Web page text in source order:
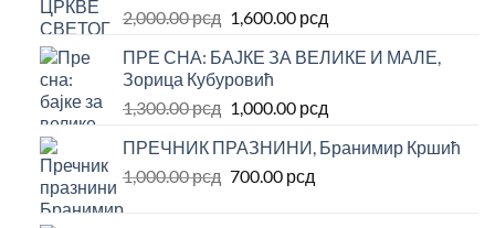
1,400.00 рсд.
2,000.00рсд Оригинална
је
била:
2,000.00 рсд.
1,600.00 рсдТренутна
је:
ПРЕ СНА: БАЈКЕ ЗА ВЕЛИКЕ И МАЛЕ,
Зорица Кубуровић
1,300.00рсд Оригинална
је
била:
1,000.00 рсдТренутна
је:
ПРЕЧНИК ПРАЗНИНИ, Бранимир Кршић
1,000.00рсд Оригинална
700.00 рсдТренутна